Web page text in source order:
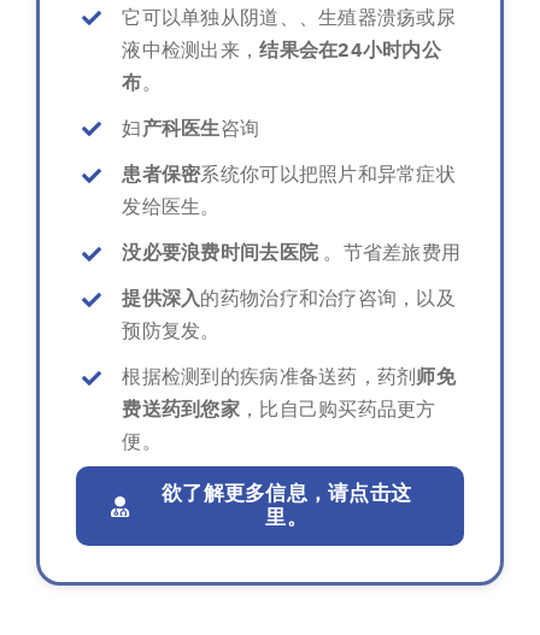
它可以单独从阴道、、生殖器溃疡或尿
液中检测出来，结果会在24小时内公
布。
妇产科医生咨询
患者保密系统你可以把照片和异常症状
发给医生。
没必要浪费时间去医院。节省差旅费用
提供深入的药物治疗和治疗咨询，以及
预防复发。
根据检测到的疾病准备送药，药剂师免
费送药到您家 ，比自己购买药品更方
便。
欲了解更多信息，请点击这
里。